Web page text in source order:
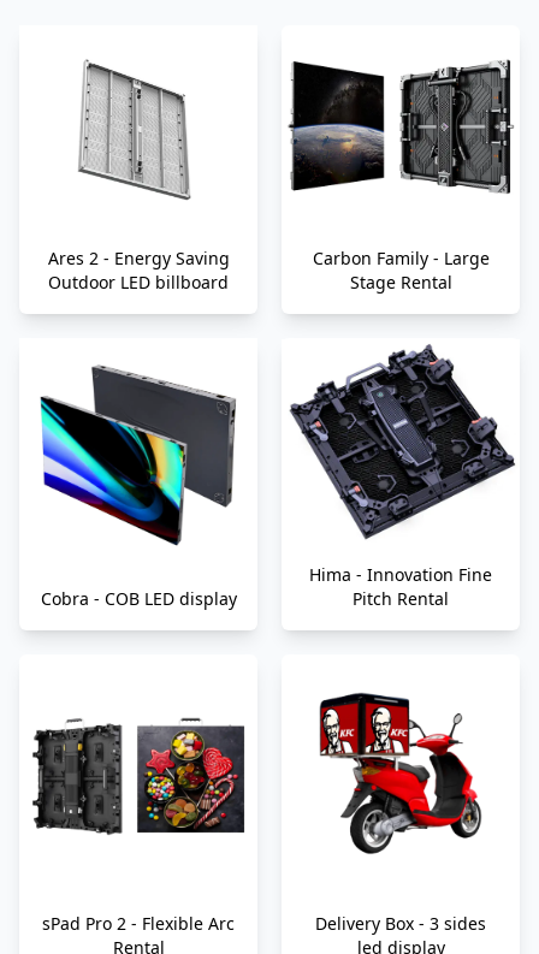
Ares 2 - Energy Saving
Outdoor LED billboard
Carbon Family - Large
Stage Rental
Cobra - COB LED display
Hima - Innovation Fine
Pitch Rental
sPad Pro 2 - Flexible Arc
Rental
Delivery Box - 3 sides
led display